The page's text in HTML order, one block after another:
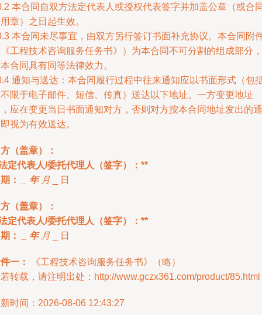
本合同自双方法定代表人或授权代表签字并加盖公章（或合
章）之日起生效。
本合同未尽事宜，由双方另行签订书面补充协议。本合同附
工程技术咨询服务任务书》）为本合同不可分割的组成部分，
合同具有同等法律效力。
通知与送达：本合同履行过程中往来通知应以书面形式（包
限于电子邮件、短信、传真）送达以下地址。一方变更地址
应在变更当日书面通知对方，否则对方按本合同地址发出的通
视为有效送达。
（盖章）：
定代表人/委托代理人（签字）：**
：
_ 年 月 _ 日
（盖章）：
定代表人/委托代理人（签字）：**
：
_ 年 月 _ 日
一：
《工程技术咨询服务任务书》（略）
转载，请注明出处：http://www.gczx361.com/product/85.html
时间：2026-08-06 12:43:27